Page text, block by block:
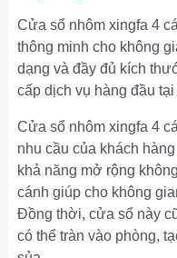
Cửa sổ nhôm xingfa 4
thông minh cho không
dạng và đầy đủ kích
cấp dịch vụ hàng đầu
Cửa sổ nhôm xingfa 4
nhu cầu của khách
khả năng mở rộng
cánh giúp cho không
Đồng thời, cửa sổ này
có thể tràn vào phòng,